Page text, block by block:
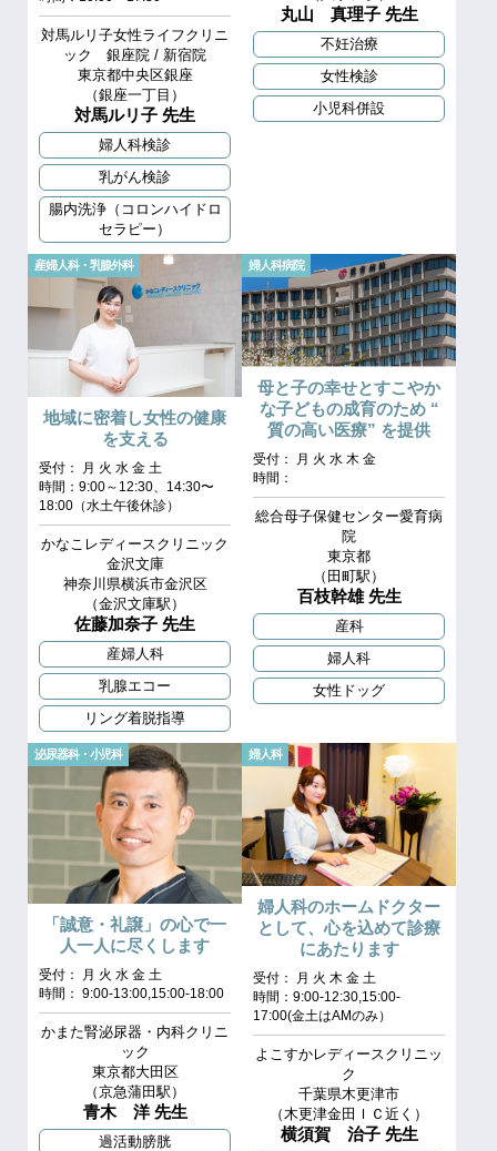
対馬ルリ子女性ライフクリニ
ック 銀座院 / 新宿院
東京都中央区銀座
（銀座一丁目）
対馬ルリ子 先生
婦人科検診
乳がん検診
腸内洗浄（コロンハイドロ
セラピー）
丸山 真理子 先生
不妊治療
女性検診
小児科併設
産婦人科・乳腺外科
地域に密着し女性の健康
を支える
受付： 月 火 水 金 土
時間：9:00～12:30、14:30〜
18:00（水土午後休診）
かなこレディースクリニック
金沢文庫
神奈川県横浜市金沢区
（金沢文庫駅）
佐藤加奈子 先生
産婦人科
乳腺エコー
リング着脱指導
婦人科病院
母と子の幸せとすこやか
な子どもの成育のため “
質の高い医療” を提供
受付： 月 火 水 木 金
時間：
総合母子保健センター愛育病
院
東京都
（田町駅）
百枝幹雄 先生
産科
婦人科
女性ドッグ
泌尿器科・小児科
「誠意・礼譲」の心で一
人一人に尽くします
受付： 月 火 水 金 土
時間： 9:00-13:00,15:00-18:00
かまた腎泌尿器・内科クリニ
ック
東京都大田区
（京急蒲田駅）
青木 洋 先生
過活動膀胱
婦人科
婦人科のホームドクター
として、心を込めて診療
にあたります
受付： 月 火 木 金 土
時間：9:00-12:30,15:00-
17:00(金土はAMのみ）
よこすかレディースクリニッ
ク
千葉県木更津市
（木更津金田ＩＣ近く）
横須賀 治子 先生